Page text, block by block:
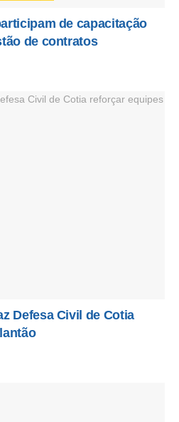
de capacitação
de contratos
Defesa Civil de Cotia